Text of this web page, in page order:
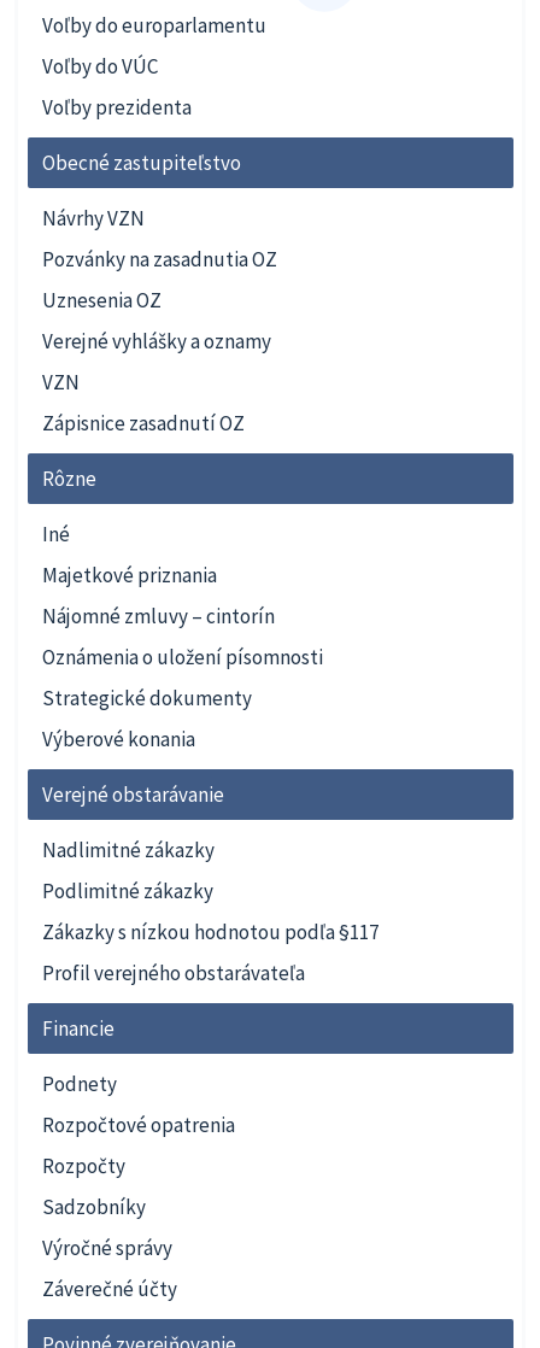
Voľby do europarlamentu
Voľby do VÚC
Voľby prezidenta
Obecné zastupiteľstvo
Návrhy VZN
Pozvánky na zasadnutia OZ
Uznesenia OZ
Verejné vyhlášky a oznamy
VZN
Zápisnice zasadnutí OZ
Rôzne
Iné
Majetkové priznania
Nájomné zmluvy – cintorín
Oznámenia o uložení písomnosti
Strategické dokumenty
Výberové konania
Verejné obstarávanie
Nadlimitné zákazky
Podlimitné zákazky
Zákazky s nízkou hodnotou podľa §117
Profil verejného obstarávateľa
Financie
Podnety
Rozpočtové opatrenia
Rozpočty
Sadzobníky
Výročné správy
Záverečné účty